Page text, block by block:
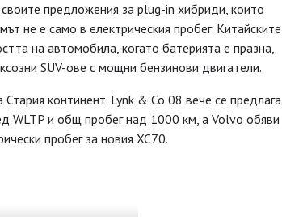
предложения за plug-in хибриди, които
не е само в електрическия пробег. Китайските
на автомобила, когато батерията е празна,
SUV-ове с мощни бензинови двигатели.
континент. Lynk & Co 08 вече се предлага
WLTP и общ пробег над 1000 км, а Volvo обяви
пробег за новия XC70.